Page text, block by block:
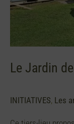
Le Jardin
INITIATIVES, Les